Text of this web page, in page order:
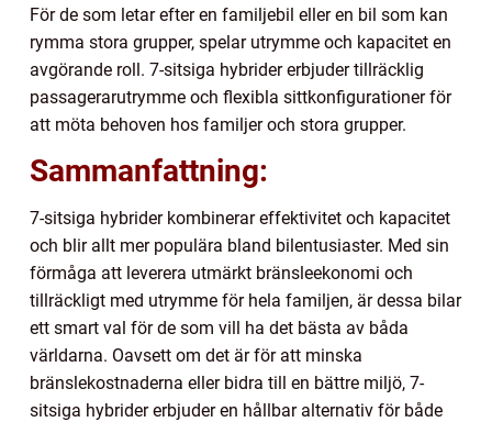
För de som letar efter en familjebil eller en bil som kan
rymma stora grupper, spelar utrymme och kapacitet en
avgörande roll. 7-sitsiga hybrider erbjuder tillräcklig
passagerarutrymme och flexibla sittkonfigurationer för
att möta behoven hos familjer och stora grupper.
Sammanfattning:
7-sitsiga hybrider kombinerar effektivitet och kapacitet
och blir allt mer populära bland bilentusiaster. Med sin
förmåga att leverera utmärkt bränsleekonomi och
tillräckligt med utrymme för hela familjen, är dessa bilar
ett smart val för de som vill ha det bästa av båda
världarna. Oavsett om det är för att minska
bränslekostnaderna eller bidra till en bättre miljö, 7-
sitsiga hybrider erbjuder en hållbar alternativ för både